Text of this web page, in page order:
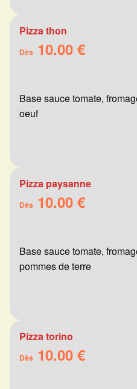
Pizza thon
Dès 10.00 €
Base sauce tomate,
oeuf
Pizza paysanne
Dès 10.00 €
Base sauce tomate,
pommes de terre
Pizza torino
Dès 10.00 €